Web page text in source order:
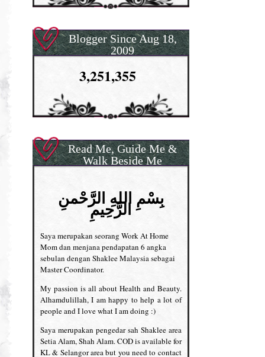
Blogger Since Aug 18,
2009
3,251,355
Read Me, Guide Me &
Walk Beside Me
بِسْمِ اللهِ الرَّحْمنِ
الرَّحِيمِ
Saya merupakan seorang Work At Home
Mom dan menjana pendapatan 6 angka
sebulan dengan Shaklee Malaysia sebagai
Master Coordinator.
My passion is all about Health and Beauty.
Alhamdulillah, I am happy to help a lot of
people and I love what I am doing :)
Saya merupakan pengedar sah Shaklee area
Setia Alam, Shah Alam. COD is available for
KL & Selangor area but you need to contact